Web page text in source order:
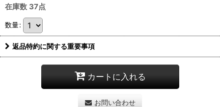
在庫数 37点
数量:
返品特約に関する重要事項
カートに入れる
お問い合わせ